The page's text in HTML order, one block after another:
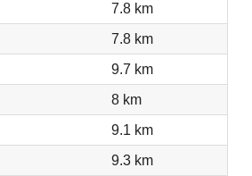
7.8 km
7.8 km
9.7 km
8 km
9.1 km
9.3 km